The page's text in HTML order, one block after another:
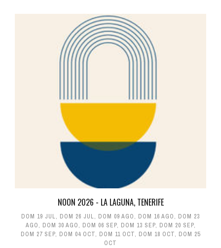
NOON 2026 - LA LAGUNA, TENERIFE
DOM 19 JUL, DOM 26 JUL, DOM 09 AGO, DOM 16 AGO, DOM 23
AGO, DOM 30 AGO, DOM 06 SEP, DOM 13 SEP, DOM 20 SEP,
DOM 27 SEP, DOM 04 OCT, DOM 11 OCT, DOM 18 OCT, DOM 25
OCT